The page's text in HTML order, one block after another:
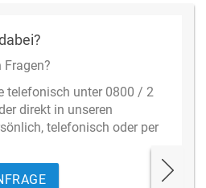
Fragen?
telefonisch unter 0800 / 2
direkt in unseren
telefonisch oder per